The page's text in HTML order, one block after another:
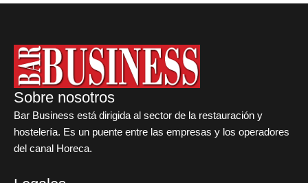
Sobre nosotros
Bar Business está dirigida al sector de la restauración y
hostelería. Es un puente entre las empresas y los operadores
del canal Horeca.